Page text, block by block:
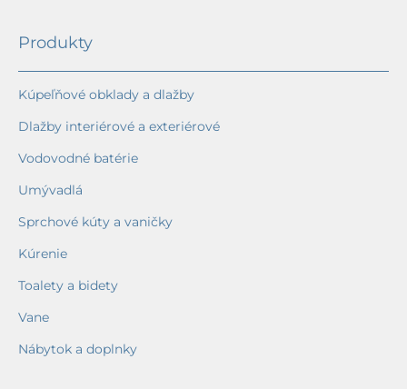
Produkty
Kúpeľňové obklady a dlažby
Dlažby interiérové a exteriérové
Vodovodné batérie
Umývadlá
Sprchové kúty a vaničky
Kúrenie
Toalety a bidety
Vane
Nábytok a doplnky